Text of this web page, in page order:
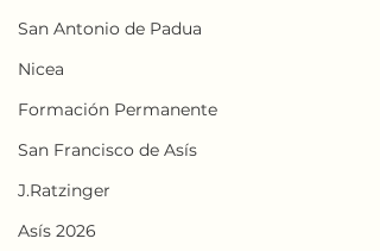
San Antonio de Padua
Nicea
Formación Permanente
San Francisco de Asís
J.Ratzinger
Asís 2026